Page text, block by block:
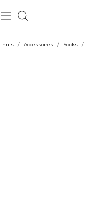
Thuis / Accessoires / Socks /